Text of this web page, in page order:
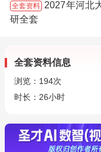
全套资料 2027年河北
研全套
全套资料信息
浏览： 194次
时长：26小时